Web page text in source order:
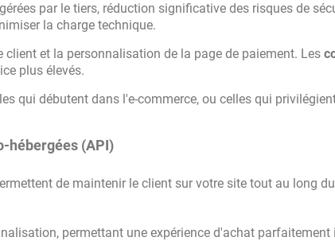
gérées par le tiers, réduction significative des risques de
la charge technique.
client et la personnalisation de la page de paiement. Les
plus élevés.
qui débutent dans l'e-commerce, ou celles qui
hébergées (API)
de maintenir le client sur votre site tout au long du
permettant une expérience d'achat parfaitement